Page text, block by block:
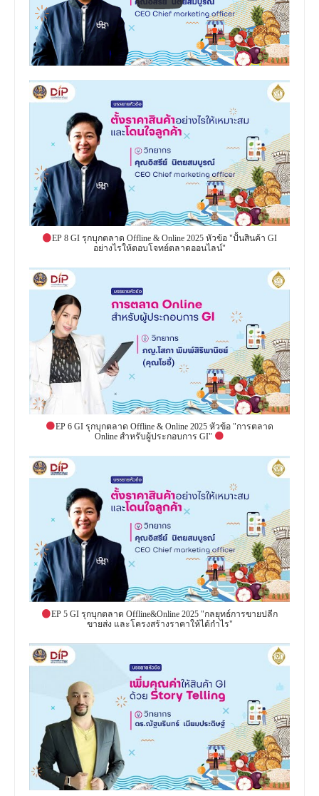
EP 8 GI รุกบุกตลาด Offline & Online 2025 หัวข้อ "ปั้นสินค้า GI
อย่างไรให้ตอบโจทย์ตลาดออนไลน์"
EP 6 GI รุกบุกตลาด Offline & Online 2025 หัวข้อ "การตลาด
Online สำหรับผู้ประกอบการ GI"
EP 5 GI รุกบุกตลาด Offline&Online 2025 "กลยุทธ์การขายปลีก
ขายส่ง และโครงสร้างราคาให้ได้กำไร"